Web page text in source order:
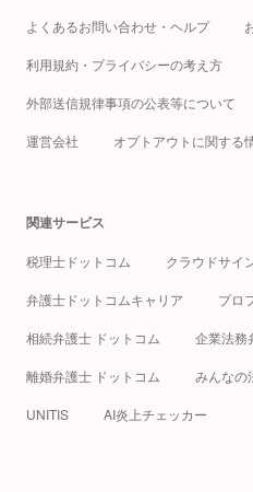
よくあるお問い合わせ・ヘルプ
利用規約・プライバシーの考え方
外部送信規律事項の公表等について
運営会社 オプトアウトに関する
関連サービス
税理士ドットコム クラウドサイ
弁護士ドットコムキャリア プロ
相続弁護士 ドットコム 企業法務
離婚弁護士 ドットコム みんなの
UNITIS AI炎上チェッカー